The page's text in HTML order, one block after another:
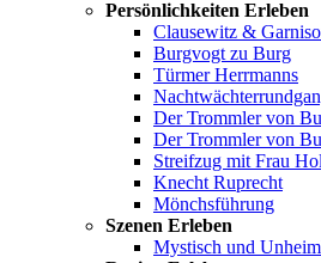
Persönlichkeiten Erleben
Clausewitz &
Burgvogt zu Burg
Türmer Herrmanns
Der Trommler von
Der Trommler von
Streifzug mit Frau
Knecht Ruprecht
Mönchsführung
Szenen Erleben
Mystisch und